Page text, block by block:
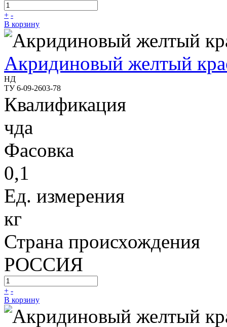
+ -
В корзину
Акридиновый желтый
НД
ТУ 6-09-2603-78
Квалификация
чда
Фасовка
0,1
Ед. измерения
кг
Страна происхождения
РОССИЯ
+ -
В корзину